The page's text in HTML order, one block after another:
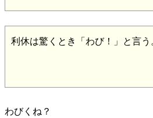
利休は驚くとき「わび！」と言う
わびくね？